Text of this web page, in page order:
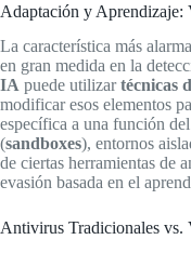
Adaptación y Aprendizaje:
La característica más
en gran medida en la
IA puede utilizartécnicas
modificar esos elementos
específica a una función
(sandboxes), entornos
de ciertas herramientas de
evasión basada en el
Antivirus Tradicionales